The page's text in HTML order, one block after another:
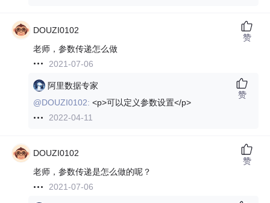
DOUZI0102
老师，参数传递怎么做
2021-07-06
赞
阿里数据专家
@DOUZI0102:<p>可以定义参数设置</p>
2022-04-11
赞
DOUZI0102
老师，参数传递是怎么做的呢？
2021-07-06
赞